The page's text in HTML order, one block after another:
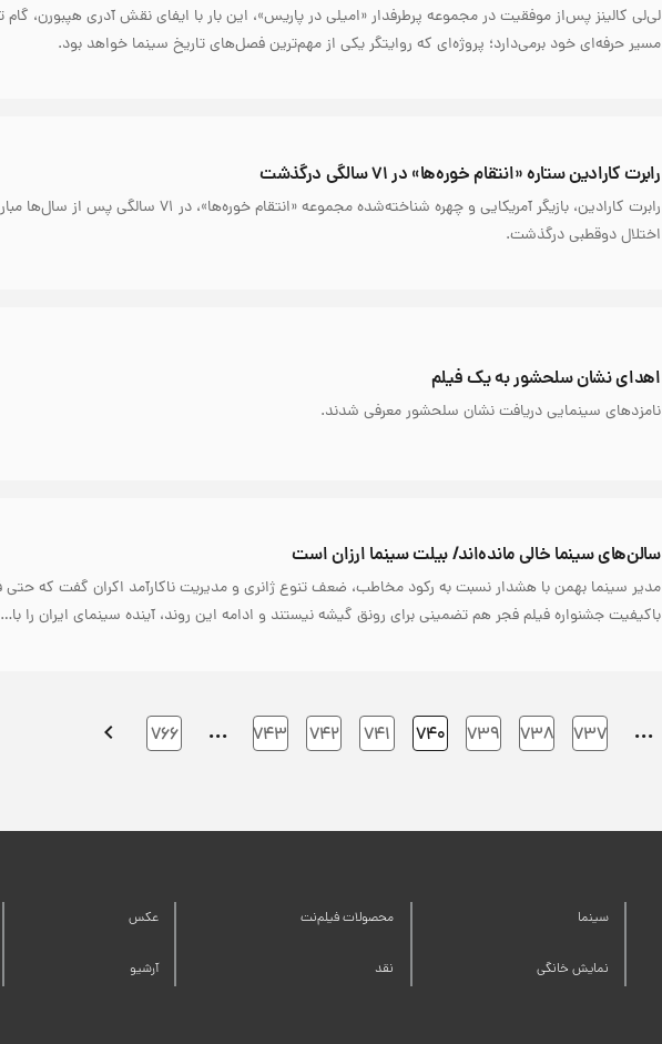
لی‌لی کالینز پس‌از موفقیت در مجموعه پرطرفدار «امیلی در پاریس»، این‌ بار با ایفای نقش آدری هپبورن، گام
مسیر حرفه‌ای خود برمی‌دارد؛ پروژه‌ای که روایتگر یکی از مهم‌ترین فصل‌های تاریخ سینما خواهد بود.
رابرت کارادین ستاره «انتقام خوره‌ها» در ۷۱ سالگی درگذشت
رابرت کارادین، بازیگر آمریکایی و چهره شناخته‌شده مجموعه «انتقام خوره‌ها»، در ۷۱ سالگی پس
اختلال دوقطبی درگذشت.
اهدای نشان سلحشور به یک فیلم
نامزدهای سینمایی دریافت نشان سلحشور معرفی شدند.
سالن‌های سینما خالی مانده‌اند/ بیلت سینما ارزان است
مدیر سینما بهمن با هشدار نسبت به رکود مخاطب، ضعف تنوع ژانری و مدیریت ناکارآمد اکران گفت که حتی
باکیفیت جشنواره فیلم فجر هم تضمینی برای رونق گیشه نیستند و ادامه این روند، آینده سینمای ایران را با…
… ۷۳۷ ۷۳۸ ۷۳۹ ۷۴۰ ۷۴۱ ۷۴۲ ۷۴۳ … ۷۶۶
سینما
نمایش خانگی
محصولات فیلم‌نت
نقد
عکس
آرشیو